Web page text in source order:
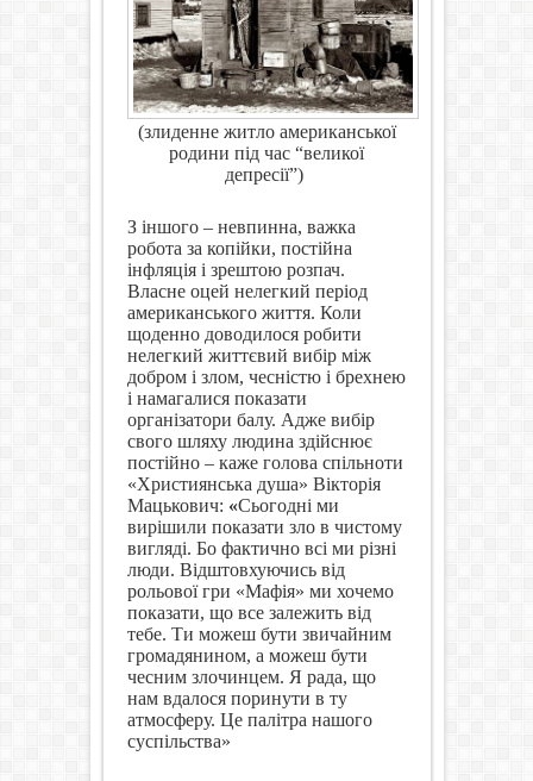
(злиденне житло американської
родини під час “великої
депресії”)
З іншого – невпинна, важка
робота за копійки, постійна
інфляція і зрештою розпач.
Власне оцей нелегкий період
американського життя. Коли
щоденно доводилося робити
нелегкий життєвий вибір між
добром і злом, чесністю і брехнею
і намагалися показати
організатори балу. Адже вибір
свого шляху людина здійснює
постійно – каже голова спільноти
«Християнська душа» Вікторія
Мацькович: «Сьогодні ми
вирішили показати зло в чистому
вигляді. Бо фактично всі ми різні
люди. Відштовхуючись від
рольової гри «Мафія» ми хочемо
показати, що все залежить від
тебе. Ти можеш бути звичайним
громадянином, а можеш бути
чесним злочинцем. Я рада, що
нам вдалося поринути в ту
атмосферу. Це палітра нашого
суспільства»